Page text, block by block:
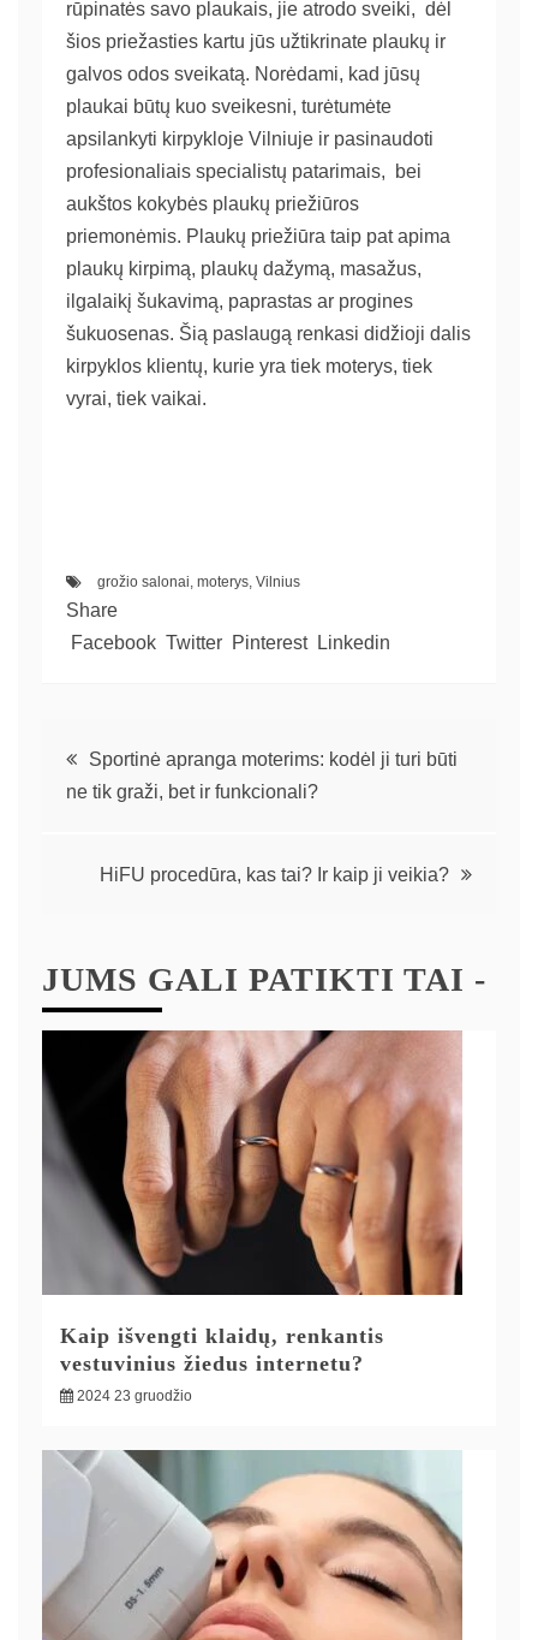
rūpinatės savo plaukais, jie atrodo sveiki, dėl
šios priežasties kartu jūs užtikrinate plaukų ir
galvos odos sveikatą. Norėdami, kad jūsų
plaukai būtų kuo sveikesni, turėtumėte
apsilankyti kirpykloje Vilniuje ir pasinaudoti
profesionaliais specialistų patarimais, bei
aukštos kokybės plaukų priežiūros
priemonėmis. Plaukų priežiūra taip pat apima
plaukų kirpimą, plaukų dažymą, masažus,
ilgalaikį šukavimą, paprastas ar progines
šukuosenas. Šią paslaugą renkasi didžioji dalis
kirpyklos klientų, kurie yra tiek moterys, tiek
vyrai, tiek vaikai.
grožio salonai moterys Vilnius
Share
Facebook Twitter Pinterest Linkedin
Sportinė apranga moterims: kodėl ji turi būti
ne tik graži, bet ir funkcionali?
HiFU procedūra, kas tai? Ir kaip ji veikia?
JUMS GALI PATIKTI TAI -
Kaip išvengti klaidų, renkantis
vestuvinius žiedus internetu?
2024 23 gruodžio